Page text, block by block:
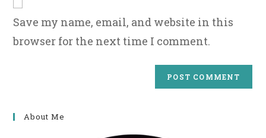
(optional)
Save my name, email, and website in this
browser for the next time I comment.
About Me